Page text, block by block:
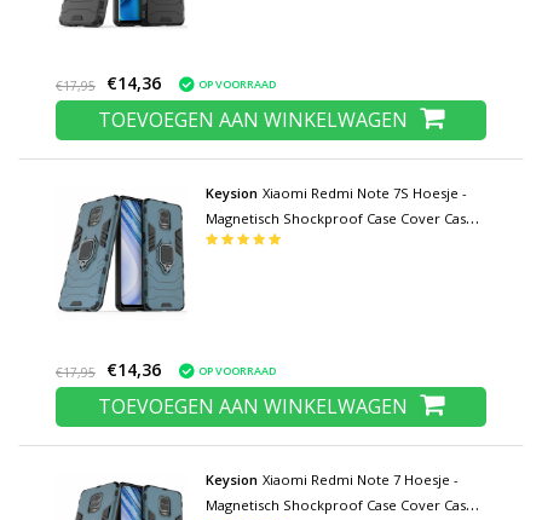
€17,95 €14,36 OP VOORRAAD
TOEVOEGEN AAN WINKELWAGEN
Keysion Xiaomi Redmi Note 7S Hoesje -
Magnetisch Shockproof Case Cover Cas
TPU Blauw + Kickstand
€17,95 €14,36 OP VOORRAAD
TOEVOEGEN AAN WINKELWAGEN
Keysion Xiaomi Redmi Note 7 Hoesje -
Magnetisch Shockproof Case Cover Cas